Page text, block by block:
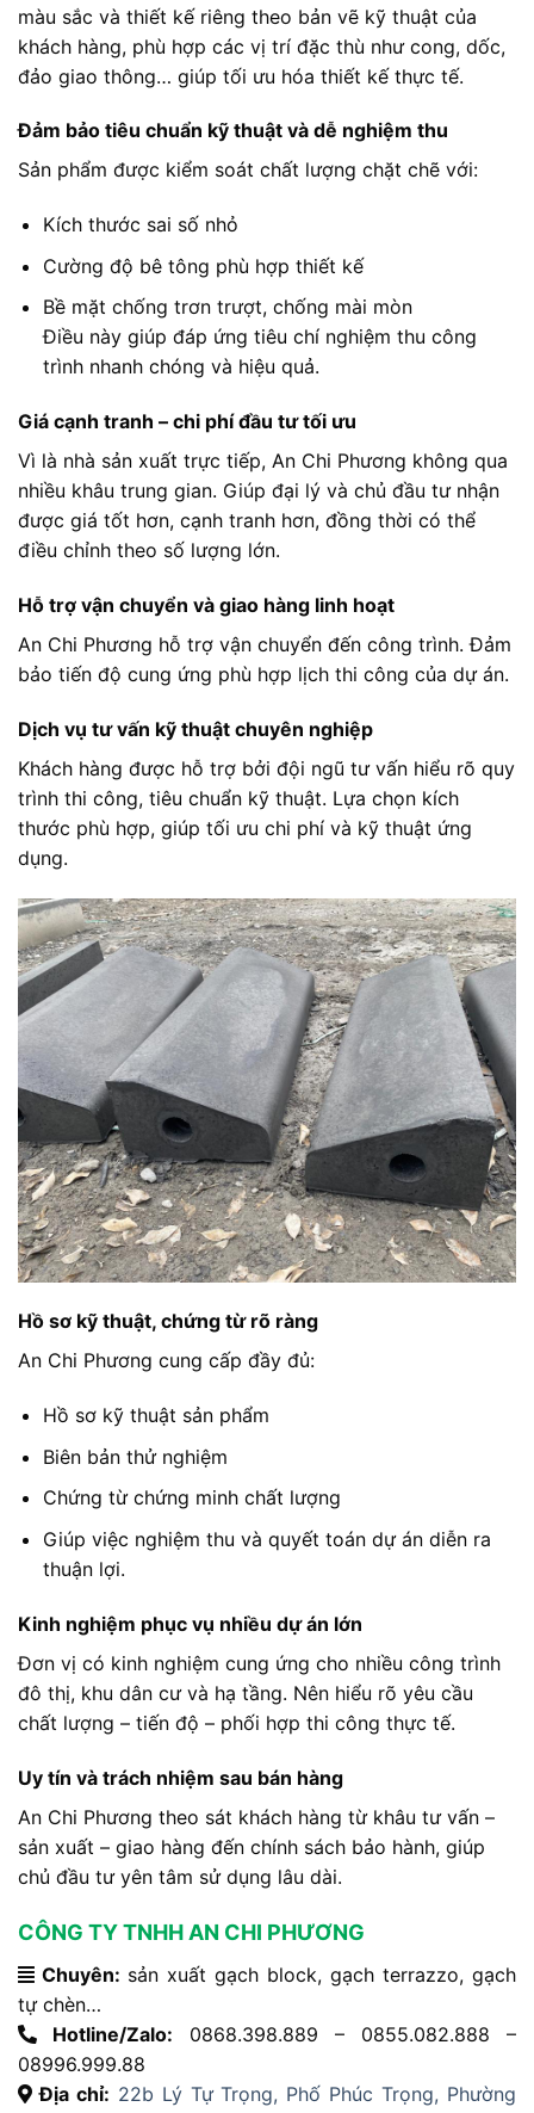
màu sắc và thiết kế riêng theo bản vẽ kỹ thuật của
khách hàng, phù hợp các vị trí đặc thù như cong, dốc,
đảo giao thông… giúp tối ưu hóa thiết kế thực tế.
Đảm bảo tiêu chuẩn kỹ thuật và dễ nghiệm thu
Sản phẩm được kiểm soát chất lượng chặt chẽ với:
Kích thước sai số nhỏ
Cường độ bê tông phù hợp thiết kế
Bề mặt chống trơn trượt, chống mài mòn
Điều này giúp đáp ứng tiêu chí nghiệm thu công
trình nhanh chóng và hiệu quả.
Giá cạnh tranh – chi phí đầu tư tối ưu
Vì là nhà sản xuất trực tiếp, An Chi Phương không qua
nhiều khâu trung gian. Giúp đại lý và chủ đầu tư nhận
được giá tốt hơn, cạnh tranh hơn, đồng thời có thể
điều chỉnh theo số lượng lớn.
Hỗ trợ vận chuyển và giao hàng linh hoạt
An Chi Phương hỗ trợ vận chuyển đến công trình. Đảm
bảo tiến độ cung ứng phù hợp lịch thi công của dự án.
Dịch vụ tư vấn kỹ thuật chuyên nghiệp
Khách hàng được hỗ trợ bởi đội ngũ tư vấn hiểu rõ quy
trình thi công, tiêu chuẩn kỹ thuật. Lựa chọn kích
thước phù hợp, giúp tối ưu chi phí và kỹ thuật ứng
dụng.
Hồ sơ kỹ thuật, chứng từ rõ ràng
An Chi Phương cung cấp đầy đủ:
Hồ sơ kỹ thuật sản phẩm
Biên bản thử nghiệm
Chứng từ chứng minh chất lượng
Giúp việc nghiệm thu và quyết toán dự án diễn ra
thuận lợi.
Kinh nghiệm phục vụ nhiều dự án lớn
Đơn vị có kinh nghiệm cung ứng cho nhiều công trình
đô thị, khu dân cư và hạ tầng. Nên hiểu rõ yêu cầu
chất lượng – tiến độ – phối hợp thi công thực tế.
Uy tín và trách nhiệm sau bán hàng
An Chi Phương theo sát khách hàng từ khâu tư vấn –
sản xuất – giao hàng đến chính sách bảo hành, giúp
chủ đầu tư yên tâm sử dụng lâu dài.
CÔNG TY TNHH AN CHI PHƯƠNG
Chuyên: sản xuất gạch block, gạch terrazzo, gạch
tự chèn…
Hotline/Zalo: 0868.398.889 – 0855.082.888 –
08996.999.88
Địa chỉ: 22b Lý Tự Trọng, Phố Phúc Trọng, Phường